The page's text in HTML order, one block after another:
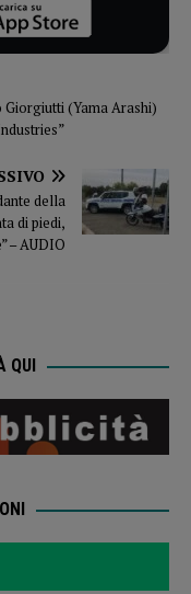
Giorgiutti (Yama Arashi)
della
di piedi,
– AUDIO
QUI